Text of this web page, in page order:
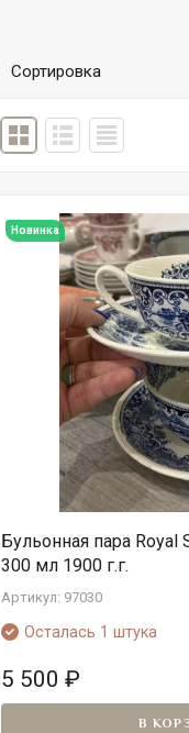
Сортировка
Новинка
Бульонная пара Royal
300 мл 1900 г.г.
Артикул: 97030
Осталась 1 штука
5 500 ₽
В